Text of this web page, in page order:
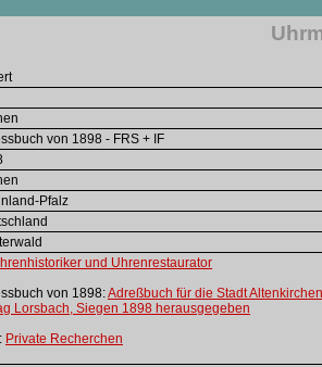
von 1898 - FRS + IF
Pfalz
und Uhrenrestaurator
von 1898:Adreßbuch für die Stadt
Lorsbach, Siegen 1898 herausgegeben
Private Recherchen